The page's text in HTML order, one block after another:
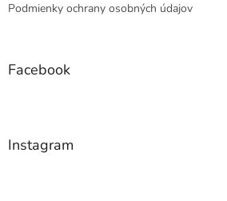
Podmienky ochrany osobných údajov
Facebook
Instagram